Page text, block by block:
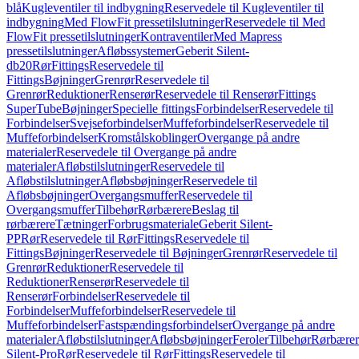
blåKugleventiler til indbygningReservedele til Kugleventiler til
indbygningMed FlowFit pressetilslutningerReservedele til Med
FlowFit pressetilslutningerKontraventilerMed Mapress
pressetilslutningerAfløbssystemerGeberit Silent-
db20RørFittingsReservedele til
FittingsBøjningerGrenrørReservedele til
GrenrørReduktionerRenserørReservedele til RenserørFittings
SuperTubeBøjningerSpecielle fittingsForbindelserReservedele til
ForbindelserSvejseforbindelserMuffeforbindelserReservedele til
MuffeforbindelserKromstålskoblingerOvergange på andre
materialerReservedele til Overgange på andre
materialerAfløbstilslutningerReservedele til
AfløbstilslutningerAfløbsbøjningerReservedele til
AfløbsbøjningerOvergangsmufferReservedele til
OvergangsmufferTilbehørRørbærereBeslag til
rørbærereTætningerForbrugsmaterialeGeberit Silent-
PPRørReservedele til RørFittingsReservedele til
FittingsBøjningerReservedele til BøjningerGrenrørReservedele til
GrenrørReduktionerReservedele til
ReduktionerRenserørReservedele til
RenserørForbindelserReservedele til
ForbindelserMuffeforbindelserReservedele til
MuffeforbindelserFastspændingsforbindelserOvergange på andre
materialerAfløbstilslutningerAfløbsbøjningerFerolerTilbehør
Silent-ProRørReservedele til RørFittingsReservedele til